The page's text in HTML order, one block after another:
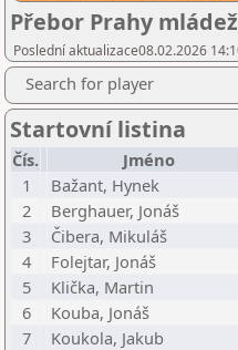
Přebor Prahy
Poslední aktualizace08.02.2026
Search for player
Startovní listina
Čís. Jméno
1
Bažant, Hynek
2
Berghauer, Jonáš
3
Čibera, Mikuláš
4
Folejtar, Jonáš
5
Klička, Martin
6
Kouba, Jonáš
7
Koukola, Jakub